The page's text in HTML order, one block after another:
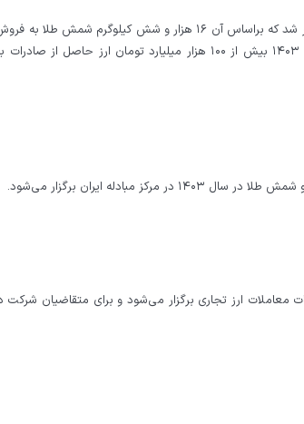
در سال ۱۴۰۳ تعداد ۸۲ جلسه حراج حضوری شمش طلا در مرکز مبادله ایران برگزار شد که براساس آن ۱۶ هزار و شش
این در حالی است که از زمان برگزاری اولین جلسه حراج شمش طلا تا پایان سال ۱۴۰۳ بیش از ۱۰۰ هزار میلیارد تومان ارز
ارز تجاری برگزار می‌شود و برای متقاضیان شرکت